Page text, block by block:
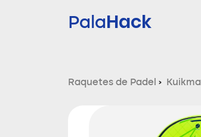
PalaHack
Raquetes de Padel › Kuikma